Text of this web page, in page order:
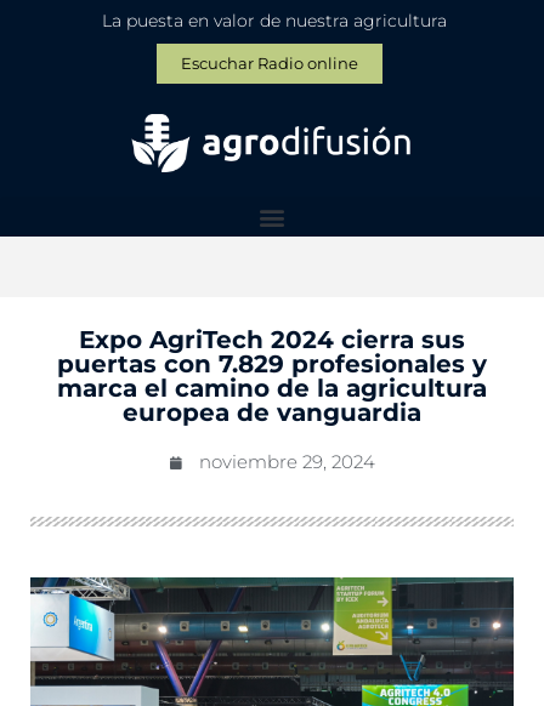
La puesta en valor de nuestra agricultura
Escuchar Radio online
Expo AgriTech 2024 cierra sus
puertas con 7.829 profesionales y
marca el camino de la agricultura
europea de vanguardia
noviembre 29, 2024